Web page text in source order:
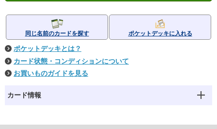
同じ名前のカードを探す ポケットデッキに入れる
ポケットデッキとは？
カード状態・コンディションについて
お買いものガイドを見る
カード情報